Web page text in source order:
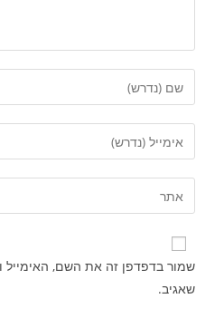
שמור בדפדפן זה את השם,
שאגיב.